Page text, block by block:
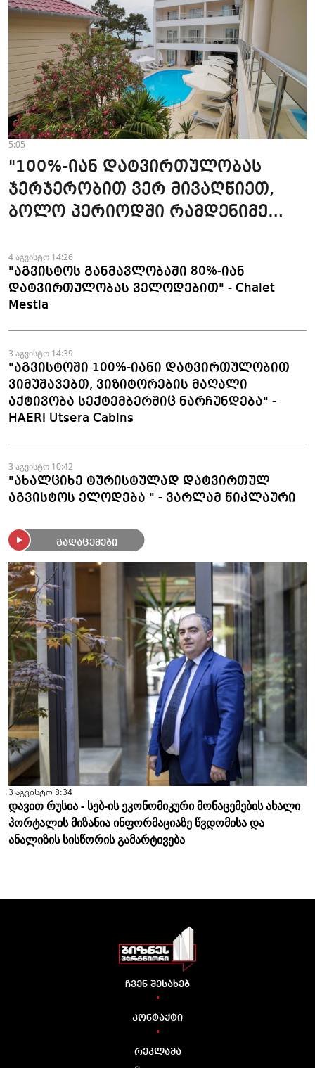
5:05
"100%-იან დატვირთულობას
ჯერჯერობით ვერ მივაღწიეთ,
ბოლო პერიოდში რამდენიმე
Beach Club
4 აგვისტო 14:26
"აგვისტოს განმავლობაში 80%-იან
დატვირთულობას ველოდებით" - Chalet
Mestia
3 აგვისტო 14:39
"აგვისტოში 100%-იანი დატვირთულობით
ვიმუშავებთ, ვიზიტორების მაღალი
აქტივობა სექტემბერშიც ნარჩუნდება" -
HAERI Utsera Cabins
3 აგვისტო 10:42
"ახალციხე ტურისტულად დატვირთულ
აგვისტოს ელოდება " - ვარლამ წიკლაური
გადაცემები
3 აგვისტო 8:34
დავით რუსია - სებ-ის ეკონომიკური მონაცემების ახალი
პორტალის მიზანია ინფორმაციაზე წვდომისა და
ანალიზის სისწორის გამარტივება
ჩვენ შესახებ
•
კონტაქტი
•
რეკლამა